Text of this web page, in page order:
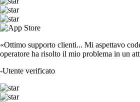
«Ottimo supporto clienti... Mi aspettavo
operatore ha risolto il mio problema in un
-Utente verificato